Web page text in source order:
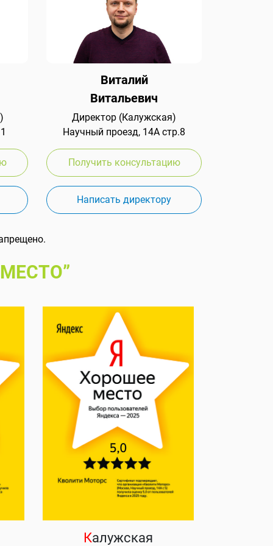
Виталий
Витальевич
Директор (Калужская)
Научный проезд, 14А стр.8
Получить консультацию
Написать директору
Калужская